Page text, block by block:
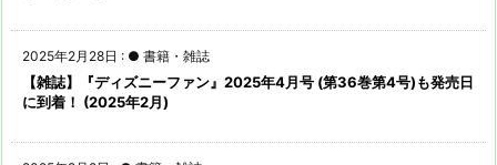
2025年2月28日 : ● 書籍・雑誌
【雑誌】『ディズニーファン』2025年4月号 (第36巻第4号)も発売日
に到着！ (2025年2月)